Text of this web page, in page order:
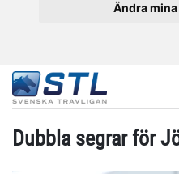
Ändra
Dubbla segrar för